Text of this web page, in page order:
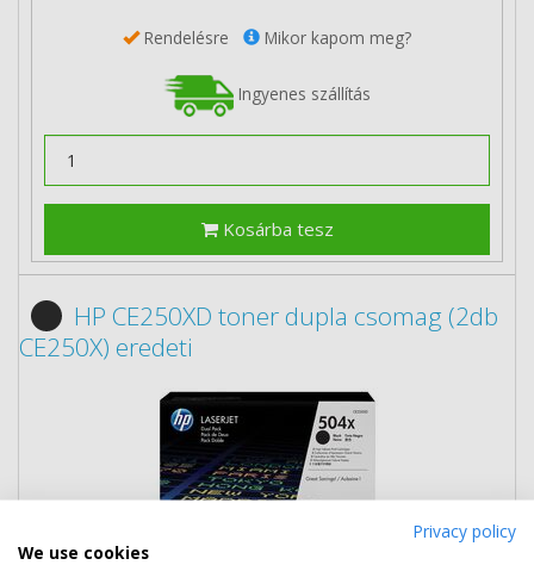
Rendelésre Mikor kapom meg?
Ingyenes szállítás
Kosárba tesz
HP CE250XD toner dupla csomag (2db
CE250X) eredeti
Privacy policy
We use cookies